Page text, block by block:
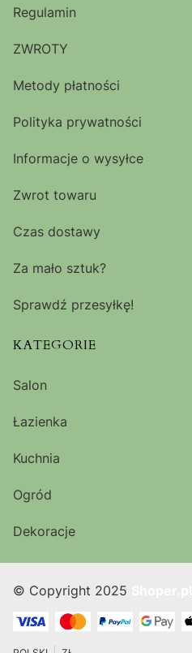
Regulamin
ZWROTY
Metody płatności
Polityka prywatności
Informacje o wysyłce
Zwrot towaru
Czas dostawy
Za mało sztuk?
Sprawdź przesyłkę!
KATEGORIE
Salon
Łazienka
Kuchnia
Ogród
Dekoracje
© Copyright 2025